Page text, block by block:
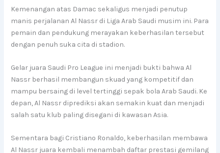
Kemenangan atas Damac sekaligus menjadi penutup
manis perjalanan Al Nassr di Liga Arab Saudi musim ini. Para
pemain dan pendukung merayakan keberhasilan tersebut
dengan penuh suka cita di stadion.
Gelar juara Saudi Pro League ini menjadi bukti bahwa Al
Nassr berhasil membangun skuad yang kompetitif dan
mampu bersaing di level tertinggi sepak bola Arab Saudi. Ke
depan, Al Nassr diprediksi akan semakin kuat dan menjadi
salah satu klub paling disegani di kawasan Asia.
Sementara bagi Cristiano Ronaldo, keberhasilan membawa
Al Nassr juara kembali menambah daftar prestasi gemilang